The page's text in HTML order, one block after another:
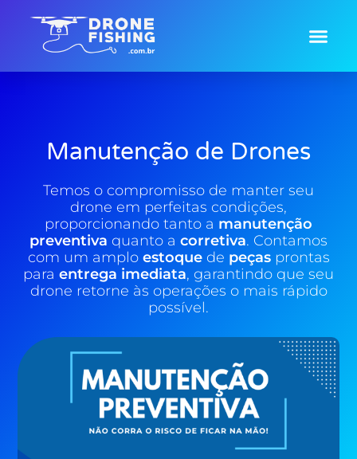
Manutenção de Drones
Temos o compromisso de manter seu
drone em perfeitas condições,
proporcionando tanto a manutenção
preventiva quanto a corretiva. Contamos
com um amplo estoque de peças prontas
para entrega imediata, garantindo que seu
drone retorne às operações o mais rápido
possível.